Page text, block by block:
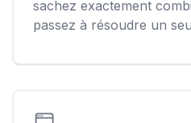
sachez exactement
passez à résoudre un